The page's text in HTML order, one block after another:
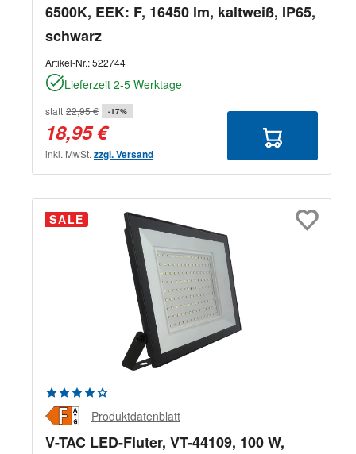
6500K, EEK: F, 16450 lm, kaltweiß, IP65,
schwarz
Artikel-Nr.:522744
Lieferzeit 2-5 Werktage
statt 22,95 € -17%
18,95 €
inkl. MwSt. zzgl. Versand
SALE
Durchschnittliche Bewertung von 4.33 von 5 Sternen
Produktdatenblatt
V-TAC LED-Fluter, VT-44109, 100 W,